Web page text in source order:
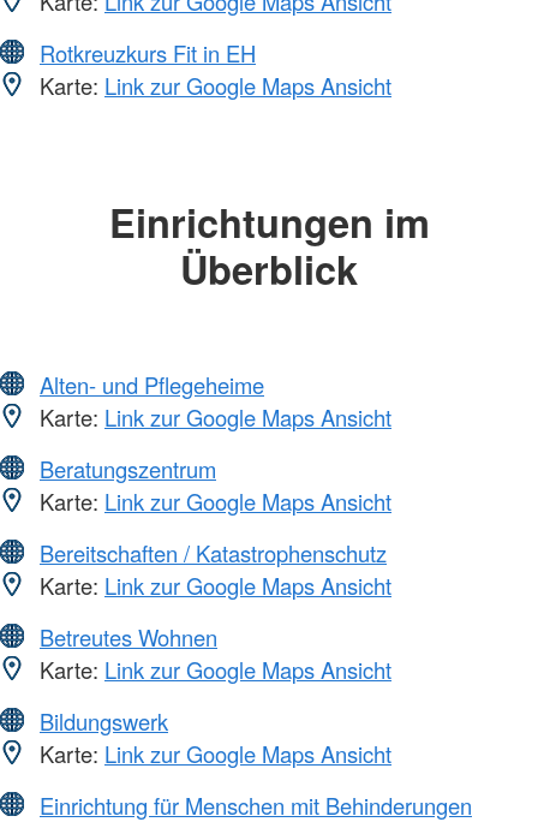
Rotkreuzkurs Fit in EH
Karte: Link zur Google Maps Ansicht
Einrichtungen im
Überblick
Alten- und Pflegeheime
Karte: Link zur Google Maps Ansicht
Beratungszentrum
Karte: Link zur Google Maps Ansicht
Bereitschaften / Katastrophenschutz
Karte: Link zur Google Maps Ansicht
Betreutes Wohnen
Karte: Link zur Google Maps Ansicht
Bildungswerk
Karte: Link zur Google Maps Ansicht
Einrichtung für Menschen mit Behinderungen